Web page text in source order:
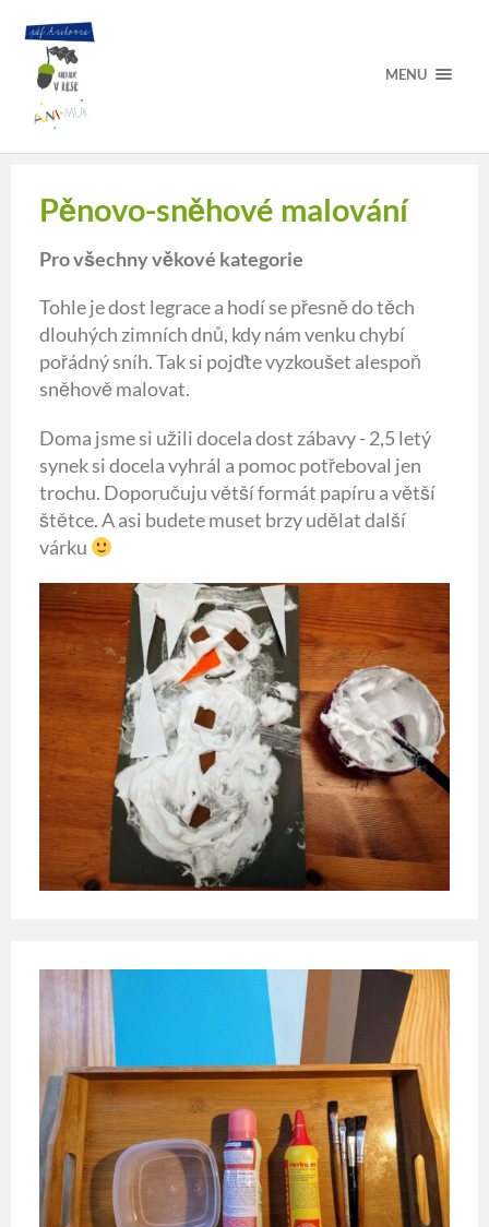
MENU
Pěnovo-sněhové malování
Pro všechny věkové kategorie
Tohle je dost legrace a hodí se přesně do těch
dlouhých zimních dnů, kdy nám venku chybí
pořádný sníh. Tak si pojďte vyzkoušet alespoň
sněhově malovat.
Doma jsme si užili docela dost zábavy - 2,5 letý
synek si docela vyhrál a pomoc potřeboval jen
trochu. Doporučuju větší formát papíru a větší
štětce. A asi budete muset brzy udělat další
várku